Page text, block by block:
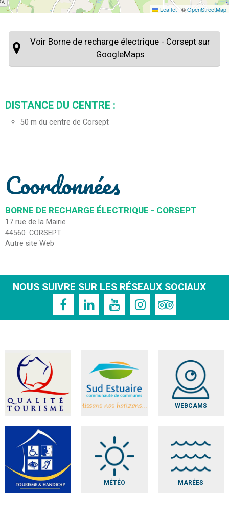
Leaflet | ©OpenStreetMap
Voir Borne de recharge électrique - Corsept sur
GoogleMaps
DISTANCE DU CENTRE :
50 m du centre de Corsept
Coordonnées
BORNE DE RECHARGE ÉLECTRIQUE - CORSEPT
17 rue de la Mairie
44560 CORSEPT
Autre site Web
NOUS SUIVRE SUR LES RÉSEAUX SOCIAUX
WEBCAMS
MÉTÉO MARÉES